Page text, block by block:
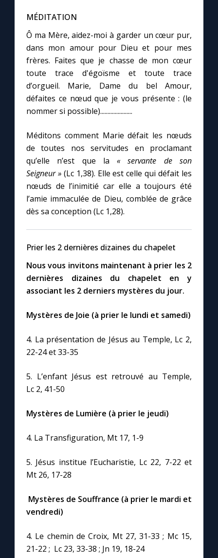
MÉDITATION
Ô ma Mère, aidez-moi à garder un cœur pur,
dans mon amour pour Dieu et pour mes
frères. Faites que je chasse de mon cœur
toute trace d'égoïsme et toute trace
d’orgueil. Marie, Dame du bel Amour,
défaites ce nœud que je vous présente : (le
nommer si possible)......................
Méditons comment Marie défait les nœuds
de toutes nos servitudes en proclamant
qu’elle n’est que la« servante de son
Seigneur »(Lc 1,38). Elle est celle qui défait les
nœuds de l’inimitié car elle a toujours été
l’amie immaculée de Dieu, comblée de grâce
dès sa conception (Lc 1,28).
Prier les 2 dernières dizaines du chapelet
Nous vous invitons maintenant à prier les 2
dernières dizaines du chapelet en y
associant les 2 derniers mystères du jour.
Mystères de Joie (à prier le lundi et samedi)
4. La présentation de Jésus au Temple, Lc 2,
22-24 et 33-35
5. L’enfant Jésus est retrouvé au Temple,
Lc 2, 41-50
Mystères de Lumière (à prier le jeudi)
4. La Transfiguration, Mt 17, 1-9
5. Jésus institue l’Eucharistie, Lc 22, 7-22 et
Mt 26, 17-28
Mystères de Souffrance (à prier le mardi et
vendredi)
4. Le chemin de Croix, Mt 27, 31-33 ; Mc 15,
21-22 ; Lc 23, 33-38 ; Jn 19, 18-24